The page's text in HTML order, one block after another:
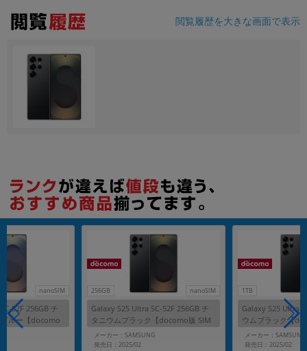
閲覧履歴を大きな画面で表示
nanoSIM
52F 256GB チ
ルー【docomo
256GB nanoSIM
Galaxy S25 Ultra SC-52F 256GB チ
タニウムブラック【docomo版 SIM
フリー】
メーカー：SAMSUNG
発売日：2025/02
1TB
Galaxy S25 Ultra
ウムブラック【
ー】
メーカー：SAMSUNG
発売日：2025/02
各項目のチェックボックスは「or検索」となります。
ただし機能別のみ「and検索」となります。